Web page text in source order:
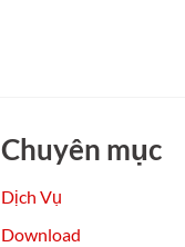
Chuyên mục
Dịch Vụ
Download